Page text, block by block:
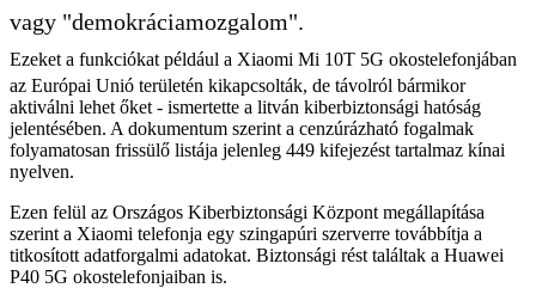
vagy "demokráciamozgalom".
Ezeket a funkciókat például a Xiaomi Mi 10T 5G okostelefonjában
az Európai Unió területén kikapcsolták, de távolról bármikor
aktiválni lehet őket - ismertette a litván kiberbiztonsági hatóság
jelentésében. A dokumentum szerint a cenzúrázható fogalmak
folyamatosan frissülő listája jelenleg 449 kifejezést tartalmaz kínai
nyelven.
Ezen felül az Országos Kiberbiztonsági Központ megállapítása
szerint a Xiaomi telefonja egy szingapúri szerverre továbbítja a
titkosított adatforgalmi adatokat. Biztonsági rést találtak a Huawei
P40 5G okostelefonjaiban is.